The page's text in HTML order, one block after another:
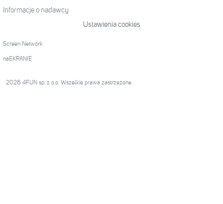
Informacje o nadawcy
Ustawienia cookies
Screen Network
naEKRANIE
2026 4FUN sp. z o.o. Wszelkie prawa zastrzeżone.